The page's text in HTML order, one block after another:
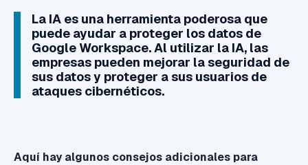
La IA es una herramienta poderosa que
puede ayudar a proteger los datos de
Google Workspace. Al utilizar la IA, las
empresas pueden mejorar la seguridad de
sus datos y proteger a sus usuarios de
ataques cibernéticos.
Aquí hay algunos consejos adicionales para